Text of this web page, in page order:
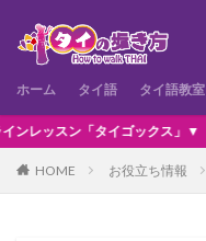
ホーム タイ語 タイ語教室
ックス」▼
HOME お役立ち情報